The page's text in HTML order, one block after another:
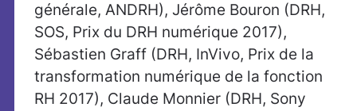
générale, ANDRH), Jérôme Bouron (DRH,
SOS, Prix du DRH numérique 2017),
Sébastien Graff (DRH, InVivo, Prix de la
transformation numérique de la fonction
RH 2017), Claude Monnier (DRH, Sony